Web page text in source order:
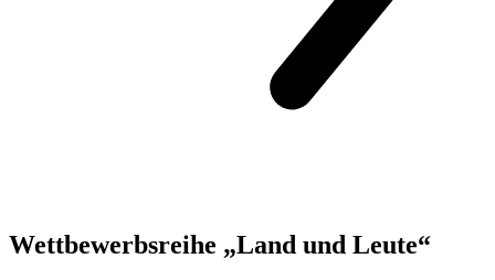
Wettbewerbsreihe „Land und Leute“